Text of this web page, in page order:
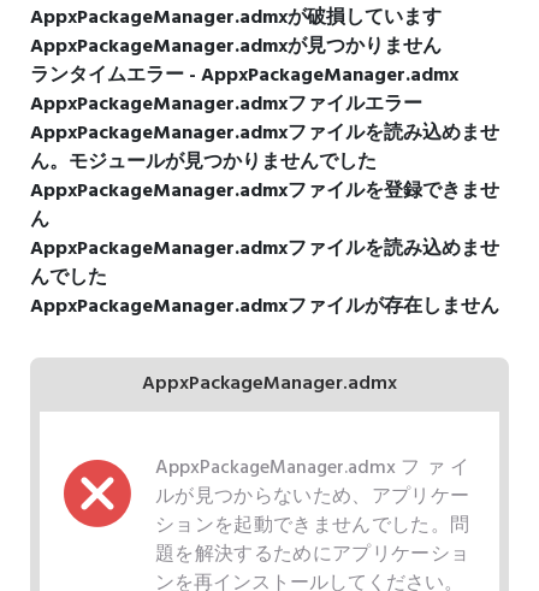
AppxPackageManager.admxが破損しています
AppxPackageManager.admxが見つかりません
ランタイムエラー - AppxPackageManager.admx
AppxPackageManager.admxファイルエラー
AppxPackageManager.admxファイルを読み込めませ
ん。モジュールが見つかりませんでした
AppxPackageManager.admxファイルを登録できませ
ん
AppxPackageManager.admxファイルを読み込めませ
んでした
AppxPackageManager.admxファイルが存在しません
AppxPackageManager.admx
AppxPackageManager.admxファイ
ルが見つからないため、アプリケー
ションを起動できませんでした。問
題を解決するためにアプリケーショ
ンを再インストールしてください。